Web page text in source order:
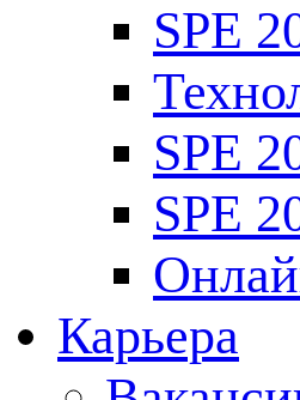
SPE
SPE
SPE
Карьера